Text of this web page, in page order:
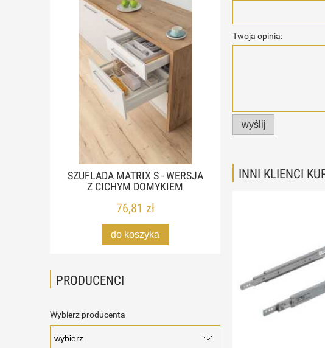
SZUFLADA MATRIX S - WERSJA
Z CICHYM DOMYKIEM
76,81 zł
do koszyka
PRODUCENCI
Wybierz producenta
Twoja opinia:
wyślij
INNI KLIENCI